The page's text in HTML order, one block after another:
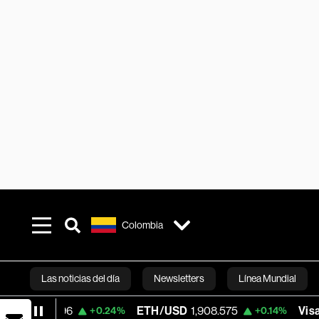
Colombia
Las noticias del día Newsletters Línea Mundial
Bloomberg
ETH/USD 1,908.575 +0.14% Visa 370.47